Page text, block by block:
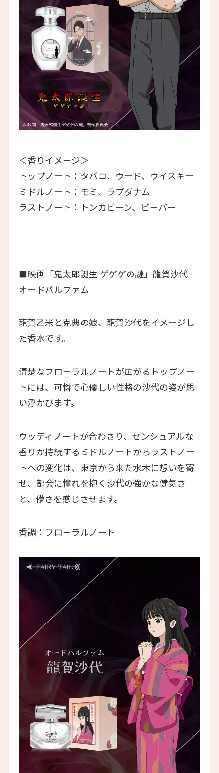
＜香りイメージ＞
トップノート：タバコ、ウード、ウイスキー
ミドルノート：モミ、ラブダナム
ラストノート：トンカビーン、ビーバー
■映画「鬼太郎誕生 ゲゲゲの謎」龍賀沙代
オードパルファム
龍賀乙米と克典の娘、龍賀沙代をイメージし
た香水です。
清楚なフローラルノートが広がるトップノー
トには、可憐で心優しい性格の沙代の姿が思
い浮かびます。
ウッディノートが合わさり、センシュアルな
香りが持続するミドルノートからラストノー
トへの変化は、東京から来た水木に想いを寄
せ、都会に憧れを抱く沙代の強かな健気さ
と、儚さを感じさせます。
香調：フローラルノート